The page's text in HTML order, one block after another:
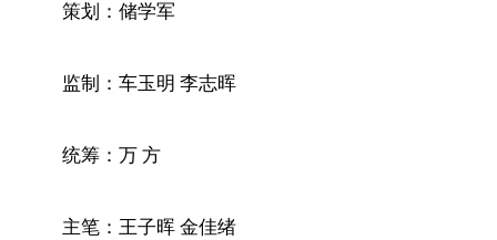
策划：储学军
监制：车玉明 李志晖
统筹：万 方
主笔：王子晖 金佳绪